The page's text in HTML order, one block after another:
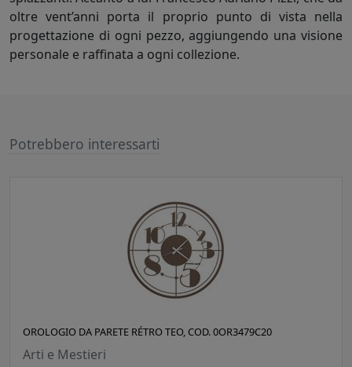
oltre vent’anni porta il proprio punto di vista nella
progettazione di ogni pezzo, aggiungendo una visione
personale e raffinata a ogni collezione.
Potrebbero interessarti
OROLOGIO DA PARETE RÉTRO TEO, COD. 0OR3479C20
Arti e Mestieri